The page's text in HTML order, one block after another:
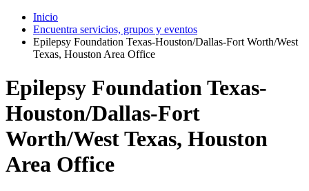
Inicio
Encuentra servicios, grupos y eventos
Epilepsy Foundation Texas-Houston/Dallas-Fort Worth/West
Texas, Houston Area Office
Epilepsy Foundation Texas-
Houston/Dallas-Fort
Worth/West Texas, Houston
Area Office